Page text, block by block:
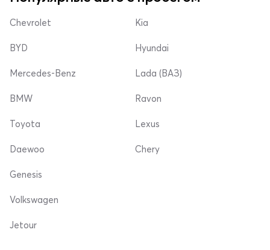
Chevrolet
BYD
Mercedes-Benz
Kia
Hyundai
Lada (ВАЗ)
BMW
Toyota
Daewoo
Ravon
Lexus
Chery
Genesis
Volkswagen
Jetour